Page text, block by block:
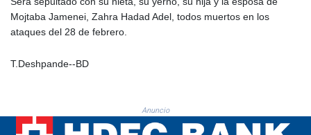
SAR 4.326684
SBD 9.31909
SOS 658.56522
SRD 43.750885
Mojtaba Jamenei, Zahra Hadad Adel, todos muertos en los
ataques del 28 de febrero.
T.Deshpande--BD
Anuncio